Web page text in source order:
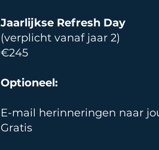
Jaarlijkse Refresh Day
(verplicht vanaf jaar 2)
€245
Optioneel:
E-mail herinneringen naar
Gratis